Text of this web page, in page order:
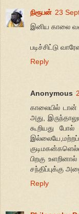
நிரூபன் 23
இனிய காலை
படிச்சிட்டு
Reply
Anonymous
காலையில் டான்
அது,
கூறியது
பிறகு
சந்திப்புக்கு
Reply